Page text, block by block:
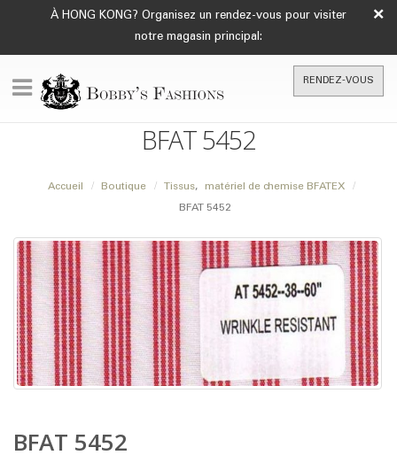
À HONG KONG? Organisez un rendez-vous pour visiter
notre magasin principal:
×
RENDEZ-VOUS
BFAT 5452
Accueil Boutique Tissus, matériel de chemise BFATEX
BFAT 5452
BFAT 5452